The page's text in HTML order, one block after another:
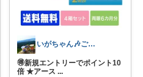
いがちゃん🎶ご購入感謝です🎶
🉐新規エントリーでポイント10
倍 ★アース ...